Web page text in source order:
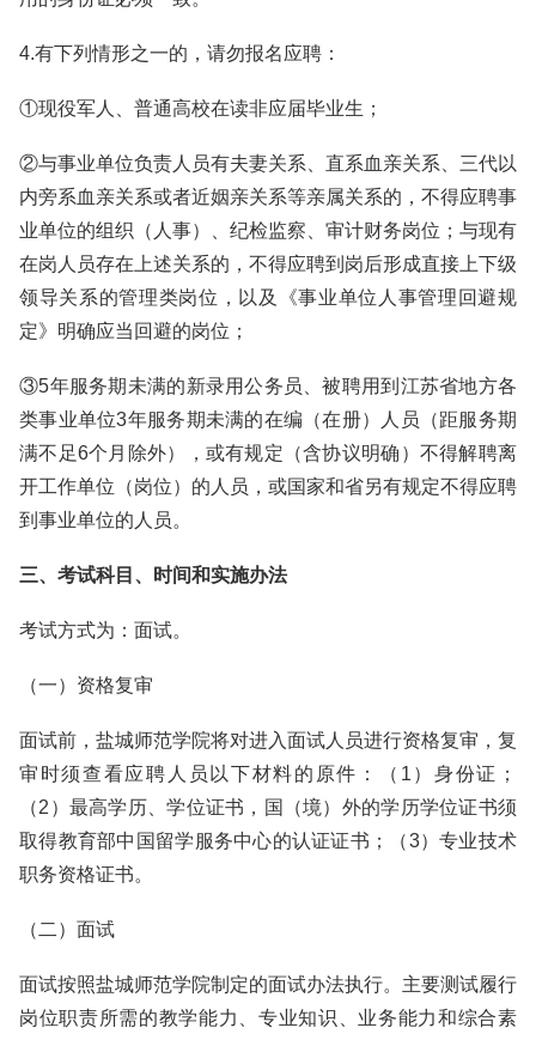
4.有下列情形之一的，请勿报名应聘：
①现役军人、普通高校在读非应届毕业生；
②与事业单位负责人员有夫妻关系、直系血亲关系、三代以
内旁系血亲关系或者近姻亲关系等亲属关系的，不得应聘事
业单位的组织（人事）、纪检监察、审计财务岗位；与现有
在岗人员存在上述关系的，不得应聘到岗后形成直接上下级
领导关系的管理类岗位，以及《事业单位人事管理回避规
定》明确应当回避的岗位；
③5年服务期未满的新录用公务员、被聘用到江苏省地方各
类事业单位3年服务期未满的在编（在册）人员（距服务期
满不足6个月除外），或有规定（含协议明确）不得解聘离
开工作单位（岗位）的人员，或国家和省另有规定不得应聘
到事业单位的人员。
三、考试科目、时间和实施办法
考试方式为：面试。
（一）资格复审
面试前，盐城师范学院将对进入面试人员进行资格复审，复
审时须查看应聘人员以下材料的原件：（1）身份证；
（2）最高学历、学位证书，国（境）外的学历学位证书须
取得教育部中国留学服务中心的认证证书；（3）专业技术
职务资格证书。
（二）面试
面试按照盐城师范学院制定的面试办法执行。主要测试履行
岗位职责所需的教学能力、专业知识、业务能力和综合素